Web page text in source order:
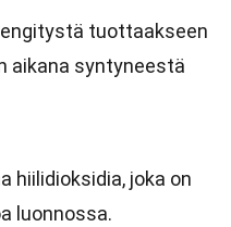
tuottaakseen
aikana syntyneestä
hiilidioksidia, joka on
luonnossa.